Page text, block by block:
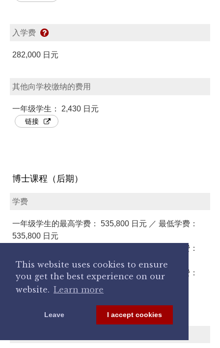
This website uses cookies to ensure
you get the best experience on our
website. Learn more
Leave I accept cookies
入学费
282,000 日元
其他向学校缴纳的费用
一年级学生： 2,430 日元
链接
博士课程（后期）
学费
一年级学生的最高学费： 535,800 日元 ／ 最低学费：
535,800 日元
二年级学生的最高学费： 535,800 日元 ／ 最低学费：
535,800 日元
三年级学生的最高学费： 535,800 日元 ／ 最低学费：
535,800 日元